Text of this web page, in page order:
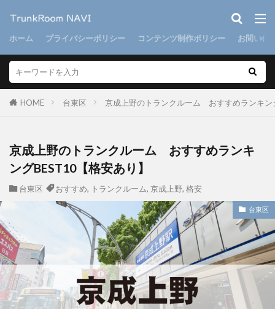
ホーム プライバシーポリシー コンテンツ制作ポリシー お問い合
HOME 台東区 京成上野のトランクルーム おすすめランキン
京成上野のトランクルーム おすすめランキ
ングBEST10【格安あり】
台東区 おすすめ, トランクルーム, 京成上野, 格安
台東区